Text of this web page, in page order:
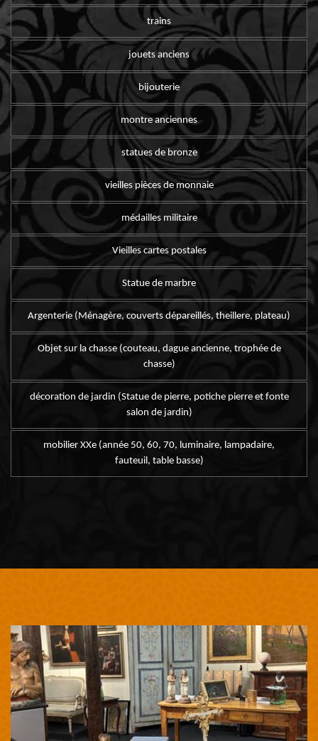
trains
jouets anciens
bijouterie
montre anciennes
statues de bronze
vieilles pièces de monnaie
médailles militaire
Vieilles cartes postales
Statue de marbre
Argenterie (Ménagère, couverts dépareillés, theillere, plateau)
Objet sur la chasse (couteau, dague ancienne, trophée de
chasse)
décoration de jardin (Statue de pierre, potiche pierre et fonte
salon de jardin)
mobilier XXe (année 50, 60, 70, luminaire, lampadaire,
fauteuil, table basse)